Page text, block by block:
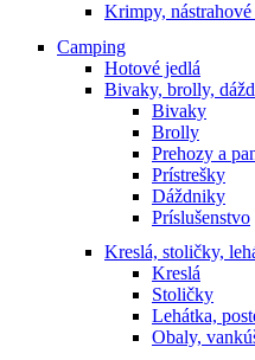
Krimpy, nástrahové
Camping
Hotové jedlá
Bivaky, brolly,
Bivaky
Brolly
Prehozy a
Prístrešky
Dáždniky
Príslušenstvo
Kreslá, stoličky,
Kreslá
Stoličky
Lehátka,
Obaly,